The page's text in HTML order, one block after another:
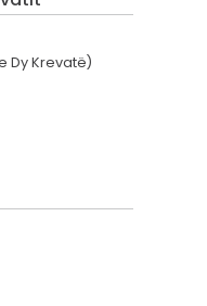
Dy Krevatë)